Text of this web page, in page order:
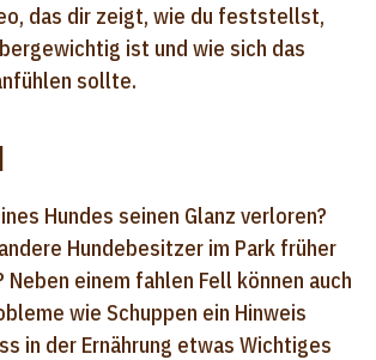
das dir zeigt, wie du feststellst,
ist und wie sich das
sollte.
Hundes seinen Glanz verloren?
Hundebesitzer im Park früher
einem fahlen Fell können auch
wie Schuppen ein Hinweis
in der Ernährung etwas Wichtiges